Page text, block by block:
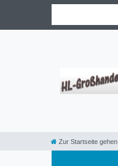
Zur Startseite gehen